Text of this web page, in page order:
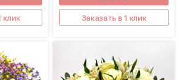
клик Заказать в 1 клик